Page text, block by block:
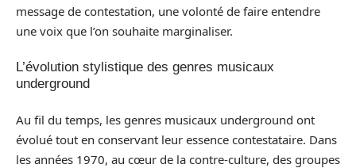
message de contestation, une volonté de faire entendre
une voix que l’on souhaite marginaliser.
L’évolution stylistique des genres musicaux
underground
Au fil du temps, les genres musicaux underground ont
évolué tout en conservant leur essence contestataire. Dans
les années 1970, au cœur de la contre-culture, des groupes